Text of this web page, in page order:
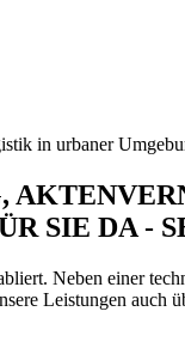
SIE DA -
Neben einer
Leistungen auch